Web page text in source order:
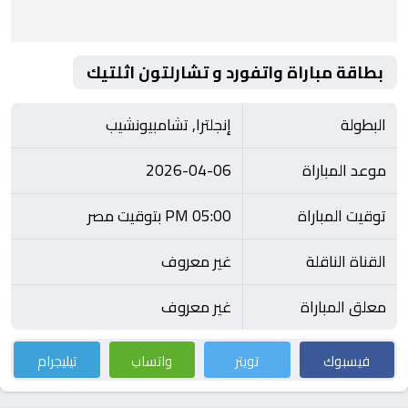
بطاقة مباراة واتفورد و تشارلتون اثلتيك
البطولة
إنجلترا, تشامبيونشيب
موعد المباراة
2026-04-06
توقيت المباراة
05:00 PM بتوقيت مصر
القناة الناقلة
غير معروف
معلق المباراة
غير معروف
فيسبوك تويتر واتساب تيليجرام